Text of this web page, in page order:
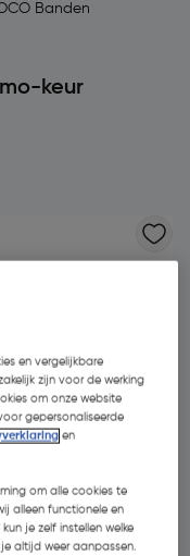
Banden
keur
en vergelijkbare
zijn voor de werking
om onze website
gepersonaliseerde
en
om alle cookies te
alleen functionele en
je zelf instellen welke
altijd weer aanpassen.